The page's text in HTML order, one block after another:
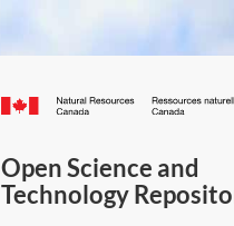
Canada.ca
Open Science and
Technology